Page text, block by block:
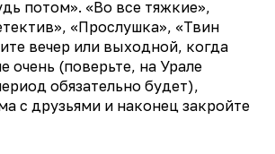
потом». «Во все тяжкие»,
«Прослушка», «Твин
вечер или выходной, когда
очень (поверьте, на Урале
обязательно будет),
с друзьями и наконец закройте